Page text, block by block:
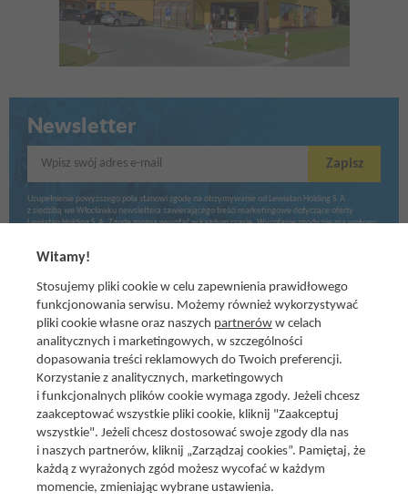
Newsletter
Wpisz swój adres e-mail Zapisz
Uzupełnienie powyższego pola stanowi zgodę na otrzymywanie od Lewiatan Holding S.A.
z siedzibą we Włocławku newslettera zawierającego treści marketingowe dotyczące oferty
Lewiatan Holding S.A. Zgodę można wycofać w każdym czasie. Wycofanie zgody nie ma wpływu
Social media
Znajdź nas na:
Promocje i oferty
Aktualna gazetka
Witamy!
Stosujemy pliki cookie w celu zapewnienia prawidłowego
funkcjonowania serwisu. Możemy również wykorzystywać
pliki cookie własne oraz naszych partnerów w celach
analitycznych i marketingowych, w szczególności
dopasowania treści reklamowych do Twoich preferencji.
Korzystanie z analitycznych, marketingowych
i funkcjonalnych plików cookie wymaga zgody. Jeżeli chcesz
zaakceptować wszystkie pliki cookie, kliknij "Zaakceptuj
wszystkie". Jeżeli chcesz dostosować swoje zgody dla nas
i naszych partnerów, kliknij „Zarządzaj cookies”. Pamiętaj, że
każdą z wyrażonych zgód możesz wycofać w każdym
momencie, zmieniając wybrane ustawienia.